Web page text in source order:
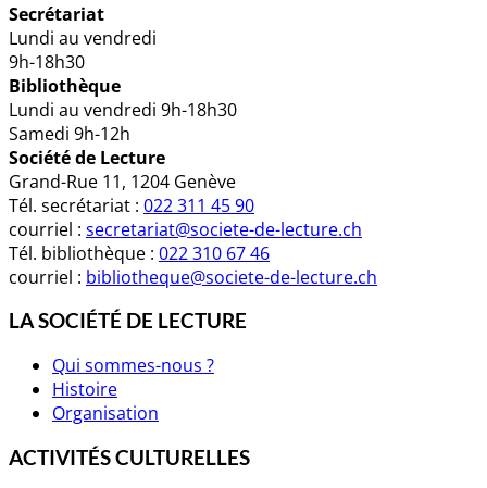
Secrétariat
Lundi au vendredi
9h-18h30
Bibliothèque
Lundi au vendredi 9h-18h30
Samedi 9h-12h
Société de Lecture
Grand-Rue 11, 1204 Genève
Tél. secrétariat : 022 311 45 90
courriel : secretariat@societe-de-lecture.ch
Tél. bibliothèque : 022 310 67 46
courriel : bibliotheque@societe-de-lecture.ch
LA SOCIÉTÉ DE LECTURE
Qui sommes-nous ?
Histoire
Organisation
ACTIVITÉS CULTURELLES